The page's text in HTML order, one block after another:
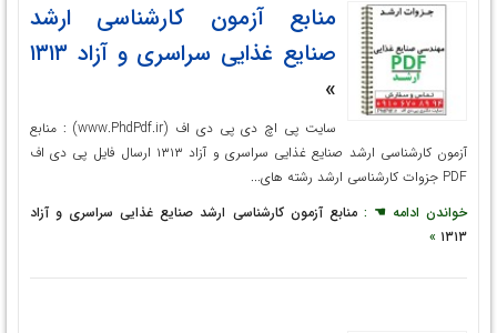
منابع آزمون کارشناسی ارشد
صنایع غذایی سراسری و آزاد ۱۳۱۳
»
سایت پی اچ دی پی دی اف (www.PhdPdf.ir) : منابع
آزمون کارشناسی ارشد صنایع غذایی سراسری و آزاد ۱۳۱۳ ارسال فایل پی دی اف
PDF جزوات کارشناسی ارشد رشته های...
خواندن ادامه ☚ :منابع آزمون کارشناسی ارشد صنایع غذایی سراسری و آزاد
۱۳۱۳ »